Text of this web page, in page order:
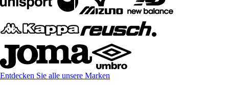
Entdecken Sie alle unsere Marken